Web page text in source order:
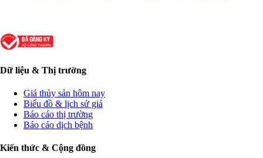
Dữ liệu & Thị trường
Giá thủy sản hôm nay
Biểu đồ & lịch sử giá
Báo cáo thị trường
Báo cáo dịch bệnh
Kiến thức & Cộng đồng